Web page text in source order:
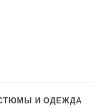
И ОДЕЖДА